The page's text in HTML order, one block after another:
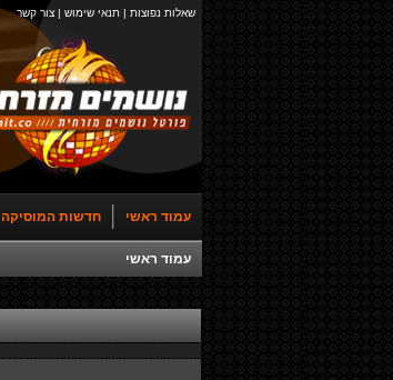
שאלות נפוצות | תנאי שימוש | צור קשר
עמוד ראשי חדשות המוסיקה
עמוד ראשי